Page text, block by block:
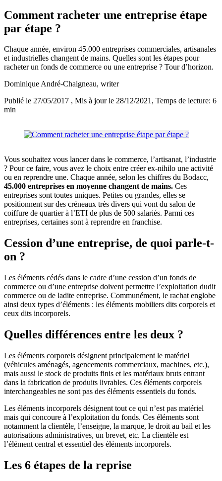
Comment racheter une entreprise étape
par étape ?
Chaque année, environ 45.000 entreprises commerciales, artisanales
et industrielles changent de mains. Quelles sont les étapes pour
racheter un fonds de commerce ou une entreprise ? Tour d’horizon.
Dominique André-Chaigneau, writer
Publié le 27/05/2017 , Mis à jour le 28/12/2021, Temps de lecture: 6
min
Vous souhaitez vous lancer dans le commerce, l’artisanat, l’industrie
? Pour ce faire, vous avez le choix entre créer ex-nihilo une activité
ou en reprendre une. Chaque année, selon les chiffres du Bodacc,
45.000 entreprises en moyenne changent de mains. Ces
entreprises sont toutes uniques. Petites ou grandes, elles se
positionnent sur des créneaux très divers qui vont du salon de
coiffure de quartier à l’ETI de plus de 500 salariés. Parmi ces
entreprises, certaines sont à reprendre en franchise.
Cession d’une entreprise, de quoi parle-t-
on ?
Les éléments cédés dans le cadre d’une cession d’un fonds de
commerce ou d’une entreprise doivent permettre l’exploitation dudit
commerce ou de ladite entreprise. Communément, le rachat englobe
ainsi deux types d’éléments : les éléments mobiliers dits corporels et
ceux dits incorporels.
Quelles différences entre les deux ?
Les éléments corporels désignent principalement le matériel
(véhicules aménagés, agencements commerciaux, machines, etc.),
mais aussi le stock de produits finis et les matériaux bruts entrant
dans la fabrication de produits livrables. Ces éléments corporels
interchangeables ne sont pas des éléments essentiels du fonds.
Les éléments incorporels désignent tout ce qui n’est pas matériel
mais qui concoure à l’exploitation du fonds. Ces éléments sont
notamment la clientèle, l’enseigne, la marque, le droit au bail et les
autorisations administratives, un brevet, etc. La clientèle est
l’élément central et essentiel des éléments incorporels.
Les 6 étapes de la reprise